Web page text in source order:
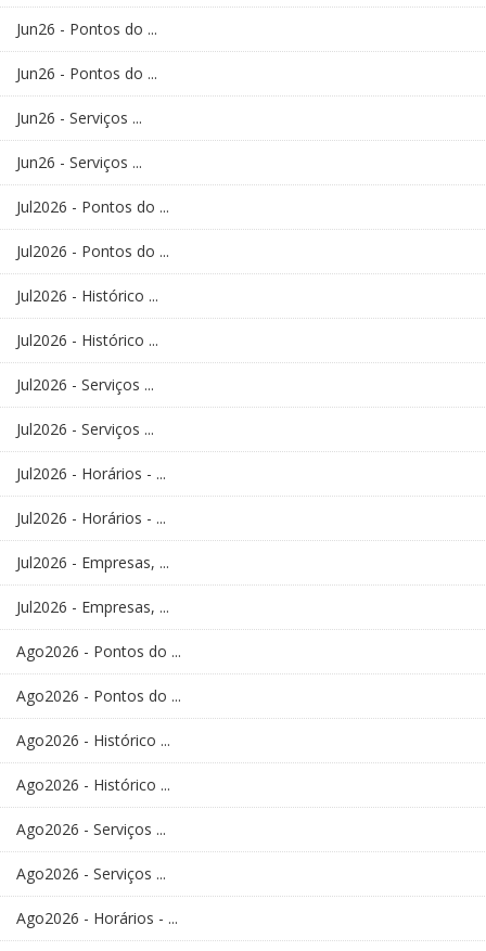
Jun26 - Pontos do ...
Jun26 - Pontos do ...
Jun26 - Serviços ...
Jun26 - Serviços ...
Jul2026 - Pontos do ...
Jul2026 - Pontos do ...
Jul2026 - Histórico ...
Jul2026 - Histórico ...
Jul2026 - Serviços ...
Jul2026 - Serviços ...
Jul2026 - Horários - ...
Jul2026 - Horários - ...
Jul2026 - Empresas, ...
Jul2026 - Empresas, ...
Ago2026 - Pontos do ...
Ago2026 - Pontos do ...
Ago2026 - Histórico ...
Ago2026 - Histórico ...
Ago2026 - Serviços ...
Ago2026 - Serviços ...
Ago2026 - Horários - ...